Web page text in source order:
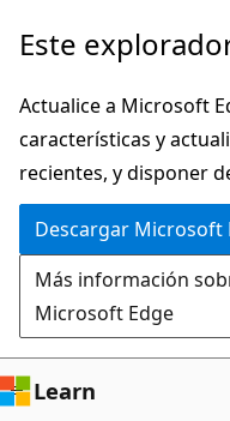
Ir
contenido
principal
Ir
la
navegación
en
la
página
Este
Actualice a Microsoft
características y
recientes, y disponer
Descargar Microsoft
Más información
Microsoft Edge
Learn